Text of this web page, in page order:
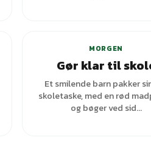
MORGEN
Gør klar til
Et smilende barn pakker
skoletaske, med en rød
og bøger ved sid...